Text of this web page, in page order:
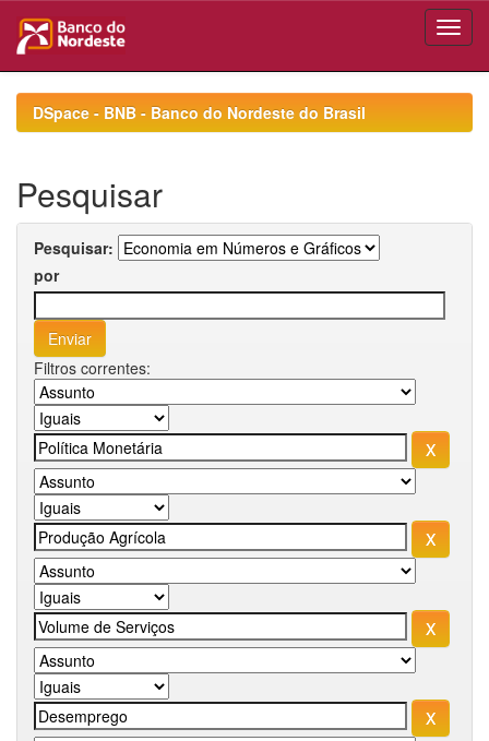
navigationDSpace - BNB - Banco do Nordeste do Brasil
Pesquisar
Pesquisar:
por
Filtros correntes: